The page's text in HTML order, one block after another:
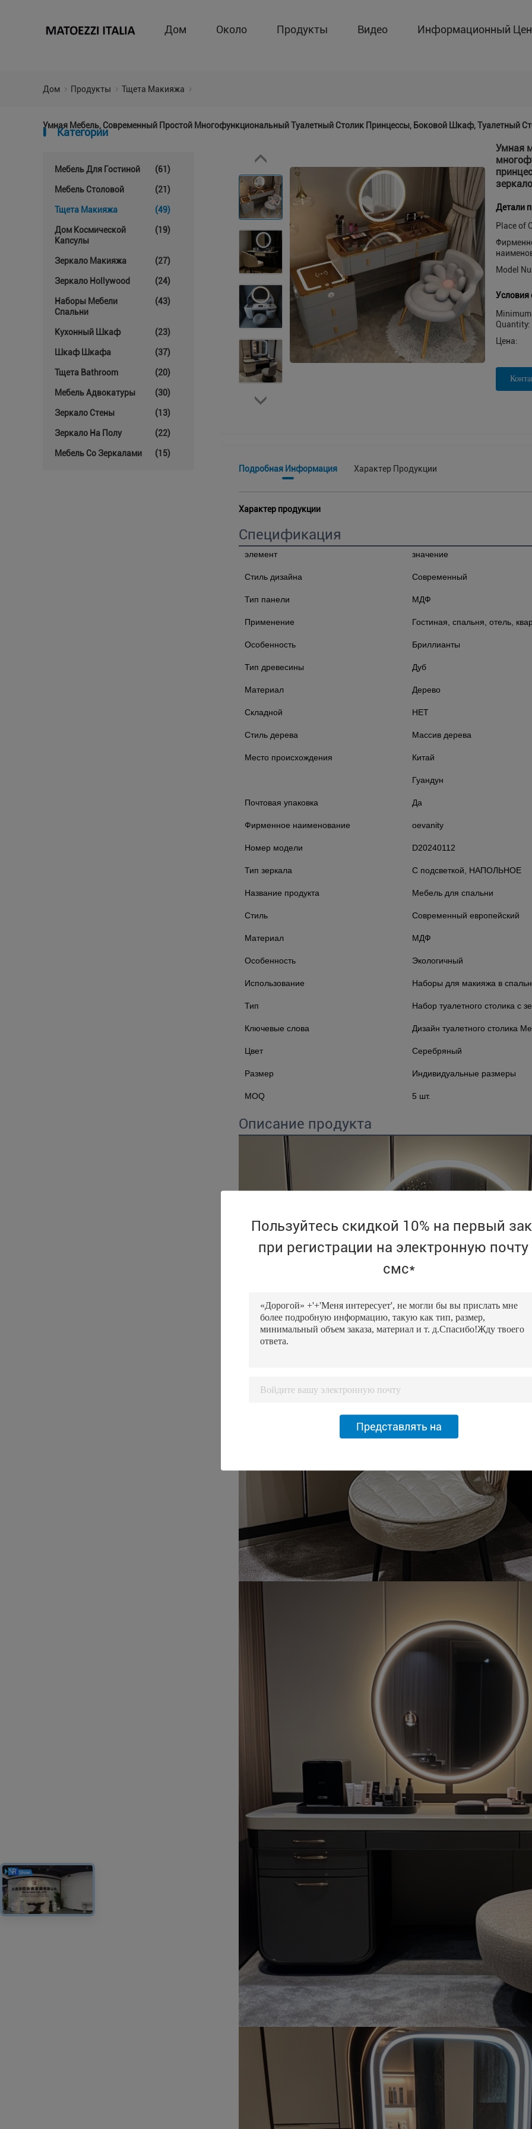
Дом Около Продукты Видео Информационный
Дом Продукты Тщета Макияжа
Умная Мебель, Современный Простой Многофункциональный Туалетный Столик Принцессы, Боковой Шкаф, Туалетный
Категории
Мебель Для Гостиной (61)
Мебель Столовой (21)
Тщета Макияжа (49)
Дом Космической
Капсулы
(19)
Зеркало Макияжа (27)
Зеркало Hollywood (24)
Наборы Мебели
Спальни
(43)
Кухонный Шкаф (23)
Шкаф Шкафа (37)
Тщета Bathroom (20)
Мебель Адвокатуры (30)
Зеркало Стены (13)
Зеркало На Полу (22)
Мебель Со Зеркалами (15)
Умная
Детали
Place of
Model
Условия
Quantity:
Цена:
Подробная Информация Характер Продукции
Характер продукции
Спецификация
элемент значение
Стиль дизайна Современный
Тип панели МДФ
Применение Гостиная, спальня, отель,
Особенность Бриллианты
Тип древесины Дуб
Материал Дерево
Складной НЕТ
Стиль дерева Массив дерева
Место происхождения Китай
Гуандун
Почтовая упаковка Да
Фирменное наименование oevanity
Номер модели D20240112
Тип зеркала С подсветкой, НАПОЛЬНОЕ
Название продукта Мебель для спальни
Стиль Современный европейский
Материал МДФ
Особенность Экологичный
Использование Наборы для макияжа в
Тип Набор туалетного столика с
Ключевые слова Дизайн туалетного столика
Цвет Серебряный
Размер Индивидуальные размеры
MOQ 5 шт.
Описание продукта
Пользуйтесь скидкой 10% на первый
при регистрации на электронную почту
смс*
Представлять на